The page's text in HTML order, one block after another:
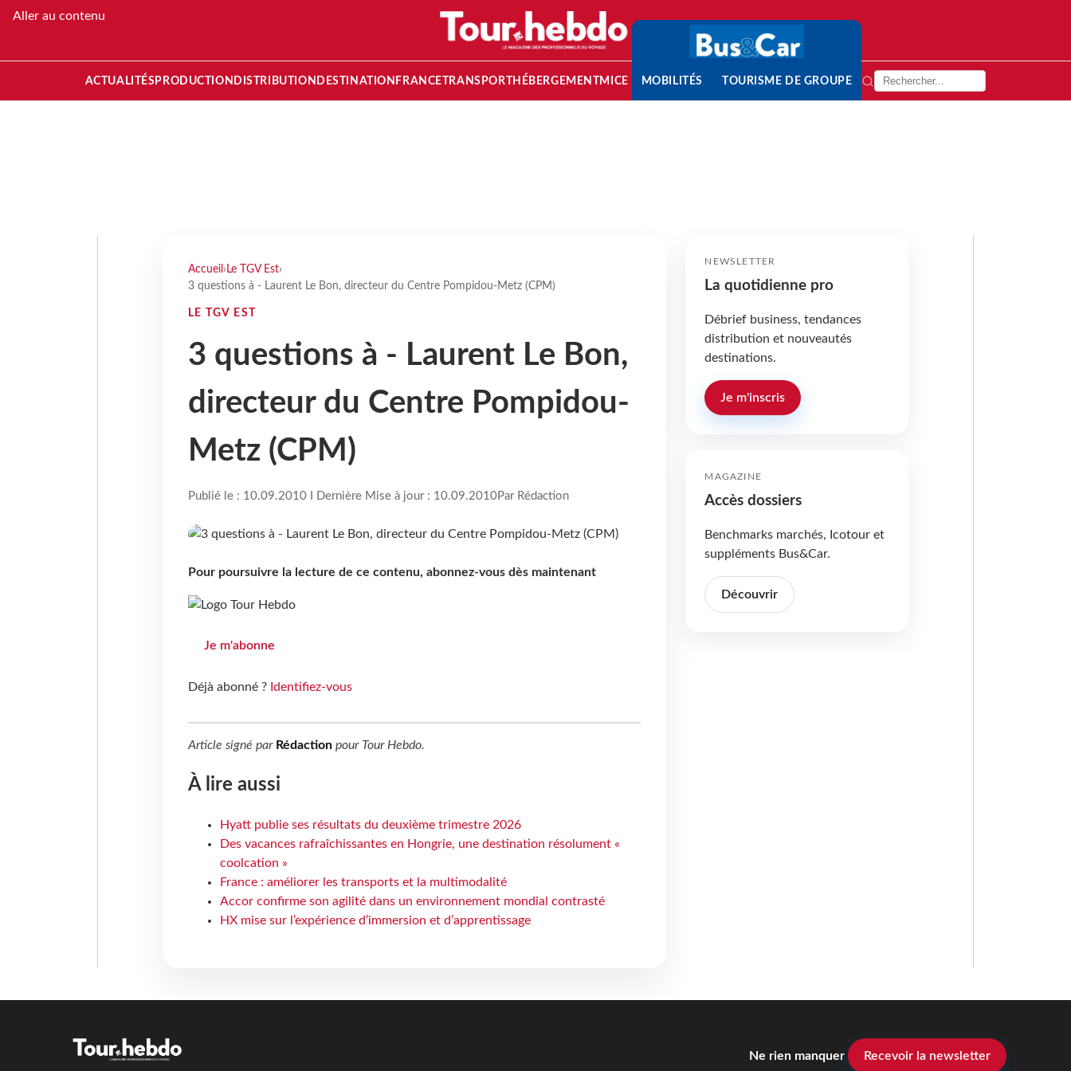
Aller au contenu
ACTUALITÉS PRODUCTION DISTRIBUTION DESTINATION FRANCETRANSPORT HÉBERGEMENTMICE MOBILITÉS TOURISME DE GROUPE
Accueil › Le TGV Est›
3 questions à - Laurent Le Bon, directeur du Centre Pompidou-Metz (CPM)
LE TGV EST
3 questions à - Laurent Le Bon,
directeur du Centre Pompidou-
Metz (CPM)
Publié le : 10.09.2010 I Dernière Mise à jour : 10.09.2010Par Rédaction
Pour poursuivre la lecture de ce contenu, abonnez-vous dès maintenant
Je m'abonne
Déjà abonné ? Identifiez-vous
Article signé par Rédactionpour Tour Hebdo.
À lire aussi
Hyatt publie ses résultats du deuxième trimestre 2026
Des vacances rafraîchissantes en Hongrie, une destination résolument «
coolcation »
France : améliorer les transports et la multimodalité
Accor confirme son agilité dans un environnement mondial contrasté
HX mise sur l’expérience d’immersion et d’apprentissage
NEWSLETTER
La quotidienne pro
Débrief business, tendances
distribution et nouveautés
destinations.
Je m'inscris
MAGAZINE
Accès dossiers
Benchmarks marchés, Icotour et
suppléments Bus&Car.
Découvrir
Ne rien manquer Recevoir la newsletter